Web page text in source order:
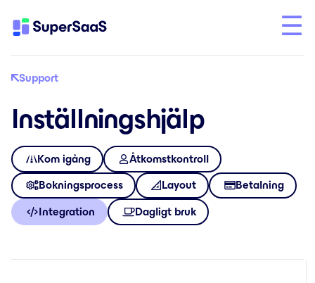
Support
Inställningshjälp
Kom igång Åtkomstkontroll
Bokningsprocess Layout Betalning
Integration Dagligt bruk